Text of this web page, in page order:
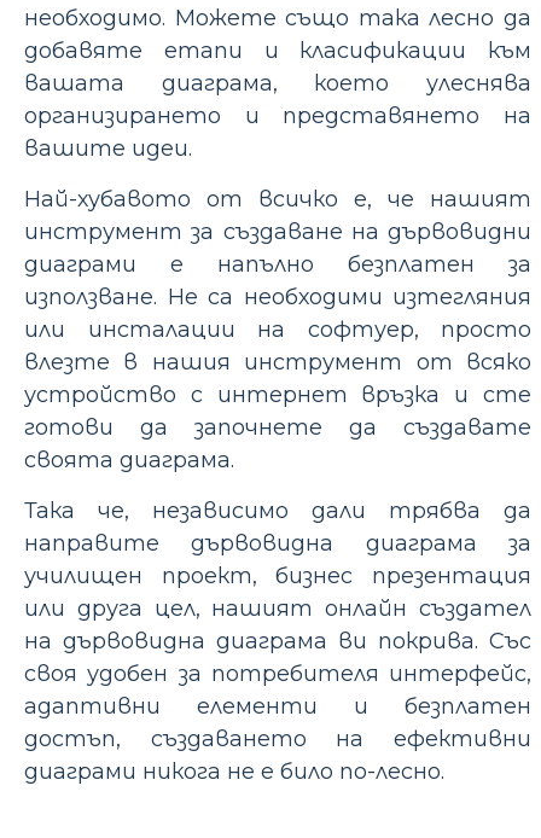
необходимо. Можете също така лесно да
добавяте етапи и класификации към
вашата диаграма, което улеснява
организирането и представянето на
вашите идеи.
Най-хубавото от всичко е, че нашият
инструмент за създаване на дървовидни
диаграми е напълно безплатен за
използване. Не са необходими изтегляния
или инсталации на софтуер, просто
влезте в нашия инструмент от всяко
устройство с интернет връзка и сте
готови да започнете да създавате
своята диаграма.
Така че, независимо дали трябва да
направите дървовидна диаграма за
училищен проект, бизнес презентация
или друга цел, нашият онлайн създател
на дървовидна диаграма ви покрива. Със
своя удобен за потребителя интерфейс,
адаптивни елементи и безплатен
достъп, създаването на ефективни
диаграми никога не е било по-лесно.